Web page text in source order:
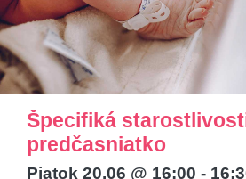
Špecifiká
predčasniatko
Piatok 20.06 @ 16:00 -